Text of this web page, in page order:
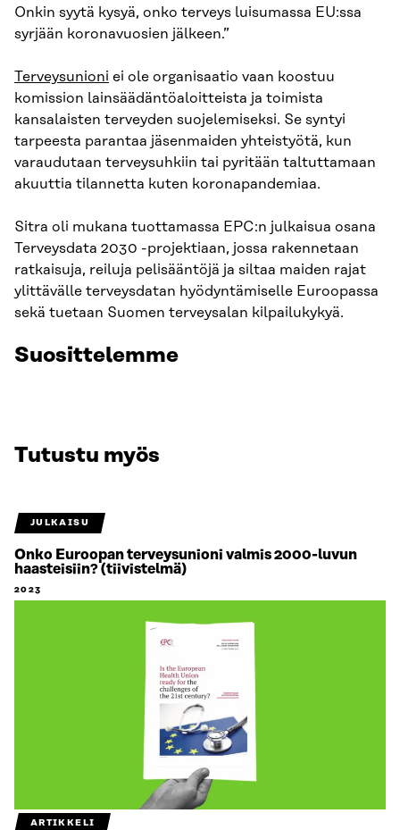
Onkin syytä kysyä, onko terveys luisumassa EU:ssa
syrjään koronavuosien jälkeen.”
Terveysunioni ei ole organisaatio vaan koostuu
komission lainsäädäntöaloitteista ja toimista
kansalaisten terveyden suojelemiseksi. Se syntyi
tarpeesta parantaa jäsenmaiden yhteistyötä, kun
varaudutaan terveysuhkiin tai pyritään taltuttamaan
akuuttia tilannetta kuten koronapandemiaa.
Sitra oli mukana tuottamassa EPC:n julkaisua osana
Terveysdata 2030 -projektiaan, jossa rakennetaan
ratkaisuja, reiluja pelisääntöjä ja siltaa maiden rajat
ylittävälle terveysdatan hyödyntämiselle Euroopassa
sekä tuetaan Suomen terveysalan kilpailukykyä.
Suosittelemme
Tutustu myös
JULKAISU
Onko Euroopan terveysunioni valmis 2000-luvun
haasteisiin? (tiivistelmä)
2023
ARTIKKELI